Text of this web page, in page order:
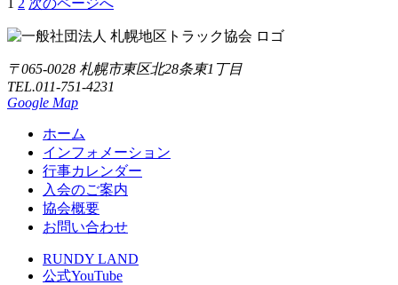
〒065-0028 札幌市東区北28条東1丁目
TEL.011-751-4231
Google Map
ホーム
インフォメーション
行事カレンダー
入会のご案内
協会概要
お問い合わせ
RUNDY LAND
公式YouTube